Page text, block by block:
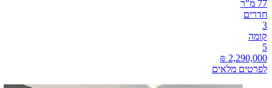
77 מ"ר
חדרים
3
קומה
5
לפרטים מלאים